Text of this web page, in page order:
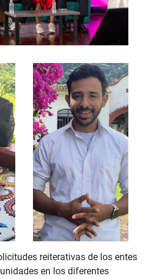
reiterativas de los entes
en los diferentes